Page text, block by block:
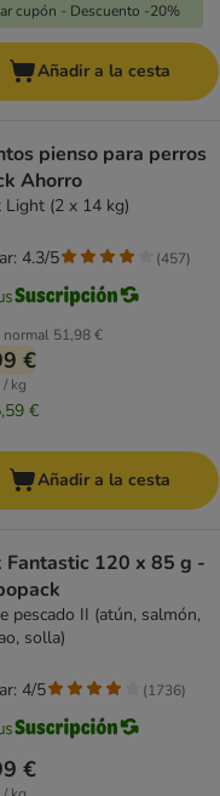
cupón - Descuento -20%
Añadir a la cesta
pienso para perros
Ahorro
Adult Light (2 x 14 kg)
normal 51,98 €
€
kg
€
4.3/5 (457)
Añadir a la cesta
Fantastic 120 x 85 g -
pescado II (atún, salmón,
solla)
€
4/5 (1736)